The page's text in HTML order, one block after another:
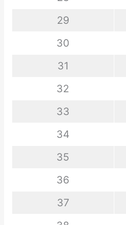
29
30
31
32
33
34
35
36
37